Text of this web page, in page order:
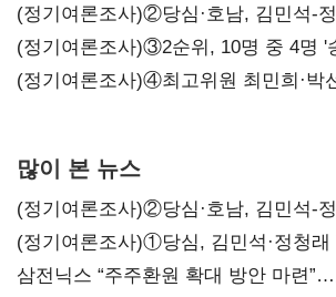
시사
(정기여론조사)②당심·호남, 김민석-
(정기여론조사)③2순위, 10명 중 4명 '
'한 자릿수'
(정기여론조사)④최고위원 최민희·박
많이 본 뉴스
(정기여론조사)②당심·호남, 김민석-
(정기여론조사)①당심, 김민석·정청
지지도 '50% 아래로'(종합)
삼전닉스 “주주환원 확대 방안 마련